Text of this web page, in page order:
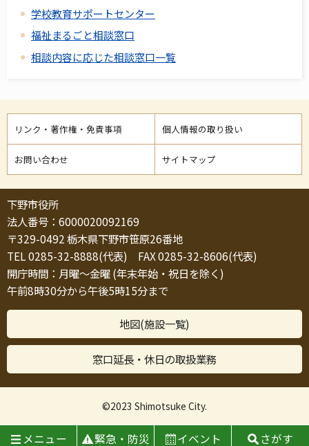
学校教育サポートセンター
福祉まるごと相談窓口
相談内容に応じた相談窓口一覧
リンク・著作権・免責事項 個人情報の取り扱い
お問い合わせ サイトマップ
下野市役所
法人番号：6000020092169
〒329-0492 栃木県下野市笹原26番地
TEL 0285-32-8888(代表) FAX 0285-32-8606(代表)
開庁時間：月曜～金曜 (年末年始・祝日を除く)
午前8時30分から午後5時15分まで
地図(施設一覧)
窓口延長・休日の取扱業務
©2023 Shimotsuke City.
メニュー 緊急・防災 イベント さがす